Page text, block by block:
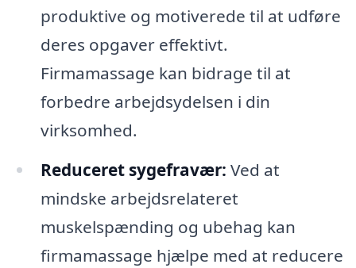
produktive og motiverede til at udføre
deres opgaver effektivt.
Firmamassage kan bidrage til at
forbedre arbejdsydelsen i din
virksomhed.
Reduceret sygefravær: Ved at
mindske arbejdsrelateret
muskelspænding og ubehag kan
firmamassage hjælpe med at reducere